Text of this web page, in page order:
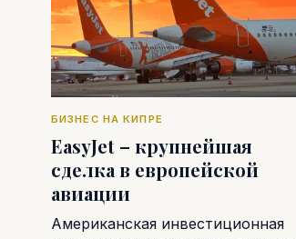
БИЗНЕС НА КИПРЕ
EasyJet – крупнейшая
сделка в европейской
авиации
Американская инвестиционная